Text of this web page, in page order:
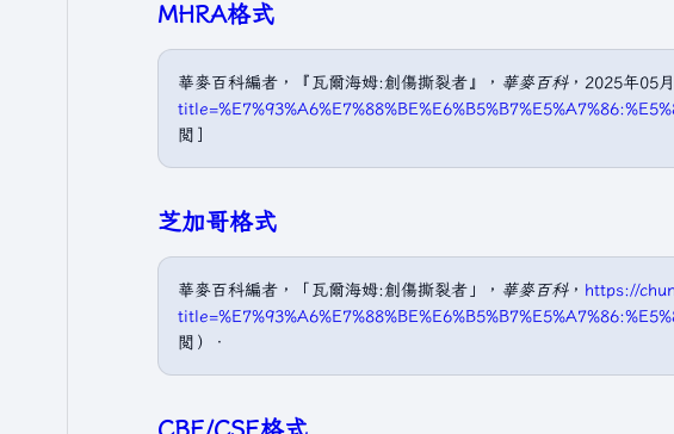
MHRA格式
華麥百科編者，『瓦爾海姆:創傷撕裂者』， 華麥百科，2025年05
閲］
芝加哥格式
華麥百科編者，「瓦爾海姆:創傷撕裂者」， 華麥百科， https://
閲）．